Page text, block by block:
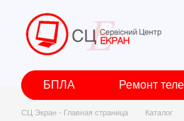
Перейти к основному контенту
БПЛА Ремонт
СЦ Экран - Главная страница Каталог